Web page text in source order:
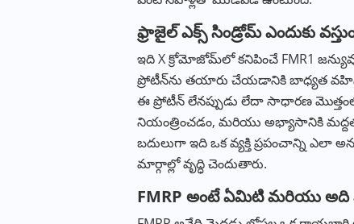
ఫ్రాజైల్ ఎక్స్ సిండ్రోమ్ ఎందుకు
ఇది X క్రోమోజోమ్‌లో కనిపించే FMR1
ప్రోటీన్‌ను తయారు చేయడానికి బాధ్యత
ఈ ప్రోటీన్ లేనప్పుడు లేదా సాధారణ
నియంత్రించడం, మరియు అభ్యాసానికి
బదులుగా ఇది ఒక వ్యక్తి ప్రపంచాన్ని ఎలా
మార్గాల్లో వృద్ధి చెందుతారు.
FMRP అంటే ఏమిటి మరియు అది